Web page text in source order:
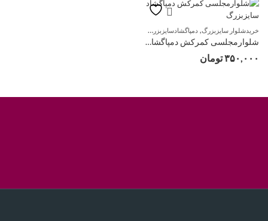
خریدشلوار سایزبزرگ, دمپاگشادسایزبزرگ
شلوارمجلسی کمرکش دمپاگشاد سایزبزرگ
۳۵۰,۰۰۰تومان